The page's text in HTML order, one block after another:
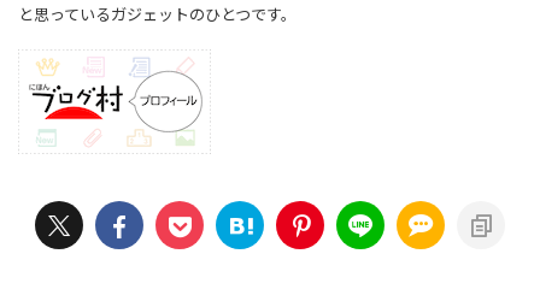
と思っているガジェットのひとつです。